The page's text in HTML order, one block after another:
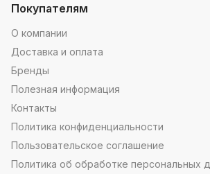
Покупателям
О компании
Доставка и оплата
Бренды
Полезная информация
Контакты
Политика конфиденциальности
Пользовательское соглашение
Политика об обработке персональных